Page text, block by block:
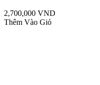
2,700,000 VND
Thêm Vào Giỏ